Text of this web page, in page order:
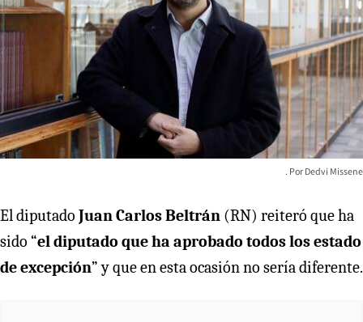
Dedvi Missene
El diputado Juan Carlos Beltrán (RN) reiteró que ha
sido “el diputado que ha aprobado todos los estado
de excepción” y que en esta ocasión no sería diferente.